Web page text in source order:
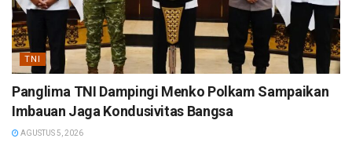
TNI
Panglima TNI Dampingi Menko Polkam Sampaikan
Imbauan Jaga Kondusivitas Bangsa
AGUSTUS 5, 2026